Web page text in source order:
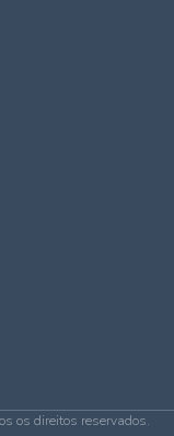
os direitos reservados.